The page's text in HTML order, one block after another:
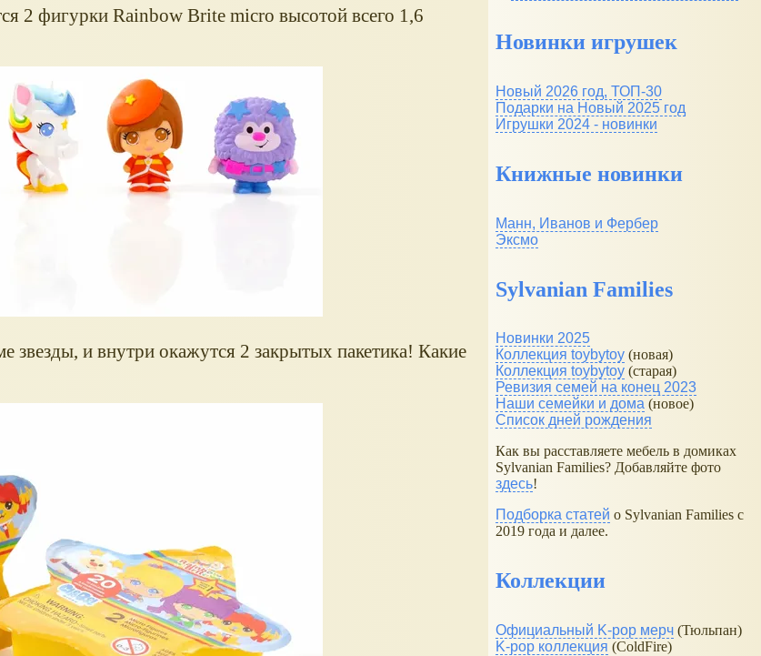
2 фигурки Rainbow Brite micro высотой всего 1,6
звезды, и внутри окажутся 2 закрытых пакетика! Какие
Новинки игрушек
Новый 2026 год, ТОП-30
Подарки на Новый 2025 год
Игрушки 2024 - новинки
Книжные новинки
Манн, Иванов и Фербер
Эксмо
Sylvanian Families
Новинки 2025
Коллекция toybytoy (новая)
Коллекция toybytoy (старая)
Ревизия семей на конец 2023
Наши семейки и дома (новое)
Список дней рождения
Как вы расставляете мебель в домиках
Sylvanian Families? Добавляйте фото
здесь!
Подборка статей о Sylvanian Families с
2019 года и далее.
Коллекции
Официальный K-pop мерч (Тюльпан)
K-pop коллекция (ColdFire)